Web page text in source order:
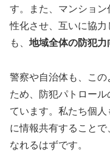
す。また、マンショ
性化させ、互いに協
も、 地域全体の防犯力
警察や自治体も、こ
ため、防犯パトロー
ています。私たち個
に情報共有することで
なれるはずです。